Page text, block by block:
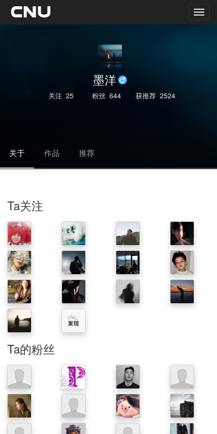
墨洋
关注 25 粉丝 644 获推荐 2524
关于 作品 推荐
Ta关注
Ta的粉丝